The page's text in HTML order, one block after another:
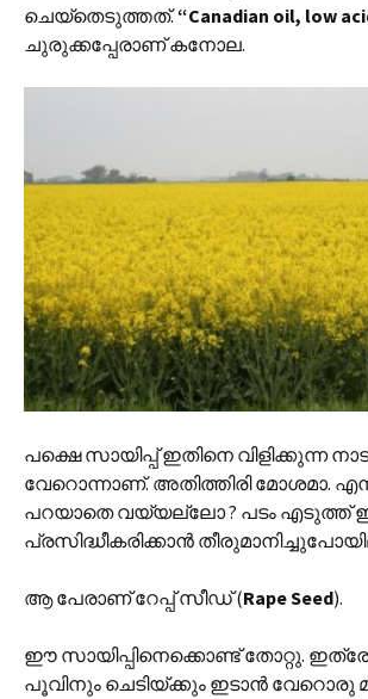
ചെയ്തെടുത്തത്.“Canadian oil, low
ചുരുക്കപ്പേരാണ് കനോല.
പക്ഷെ സായിപ്പ് ഇതിനെ വിളിക്കുന്ന
വേറൊന്നാണ്. അതിത്തിരി മോശമാ.
പറയാതെ വയ്യല്ലോ ? പടം എടുത്ത്
പ്രസിദ്ധീകരിക്കാന്‍
ആ പേരാണ് റേപ്പ് സീഡ് (Rape Seed).
ഈ സായിപ്പിനെക്കൊണ്ട് തോറ്റു.
പൂവിനും ചെടിയ്ക്കും ഇടാന്‍ വേറൊരു